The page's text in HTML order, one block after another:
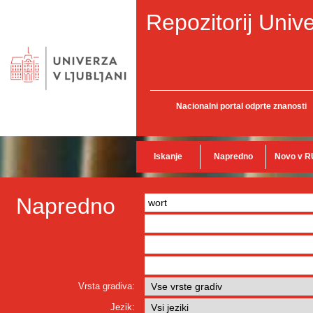
Repozitorij
Nacionalni portal odprte znanosti
Iskanje Napredno Novo v
Napredno
Vrsta gradiva:
Jezik: